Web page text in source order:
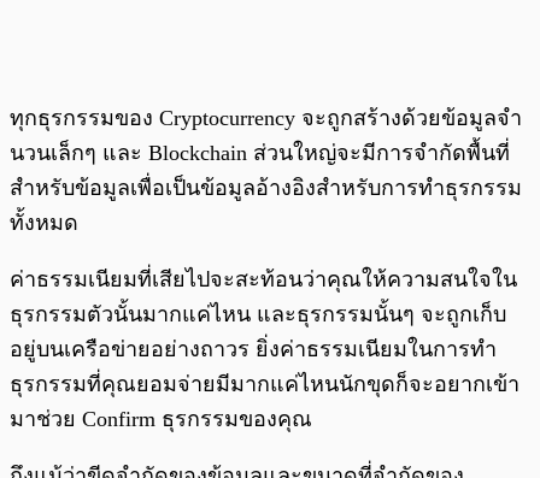
ทุกธุรกรรมของ Cryptocurrency จะถูกสร้างด้วยข้อมูลจำ
นวนเล็กๆ และ Blockchain ส่วนใหญ่จะมีการจำกัดพื้นที่
สำหรับข้อมูลเพื่อเป็นข้อมูลอ้างอิงสำหรับการทำธุรกรรม
ทั้งหมด
ค่าธรรมเนียมที่เสียไปจะสะท้อนว่าคุณให้ความสนใจใน
ธุรกรรมตัวนั้นมากแค่ไหน และธุรกรรมนั้นๆ จะถูกเก็บ
อยู่บนเครือข่ายอย่างถาวร ยิ่งค่าธรรมเนียมในการทำ
ธุรกรรมที่คุณยอมจ่ายมีมากแค่ไหนนักขุดก็จะอยากเข้า
มาช่วย Confirm ธุรกรรมของคุณ